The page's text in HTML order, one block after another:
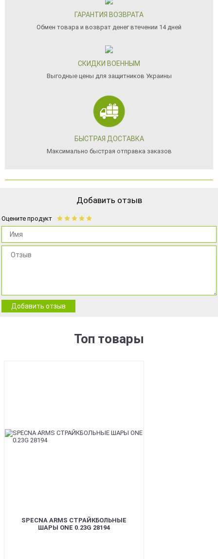
ГАРАНТИЯ ВОЗВРАТА
Обмен товара и возврат денег втечении 14 дней
СКИДКИ ВОЕННЫМ
Выгодные цены для защитников Украины
БЫСТРАЯ ДОСТАВКА
Максимально быстрая отправка заказов
Добавить отзыв
Оцените продукт
Добавить отзыв
Топ товары
SPECNA ARMS СТРАЙКБОЛЬНЫЕ
ШАРЫ ONE 0.23G 28194